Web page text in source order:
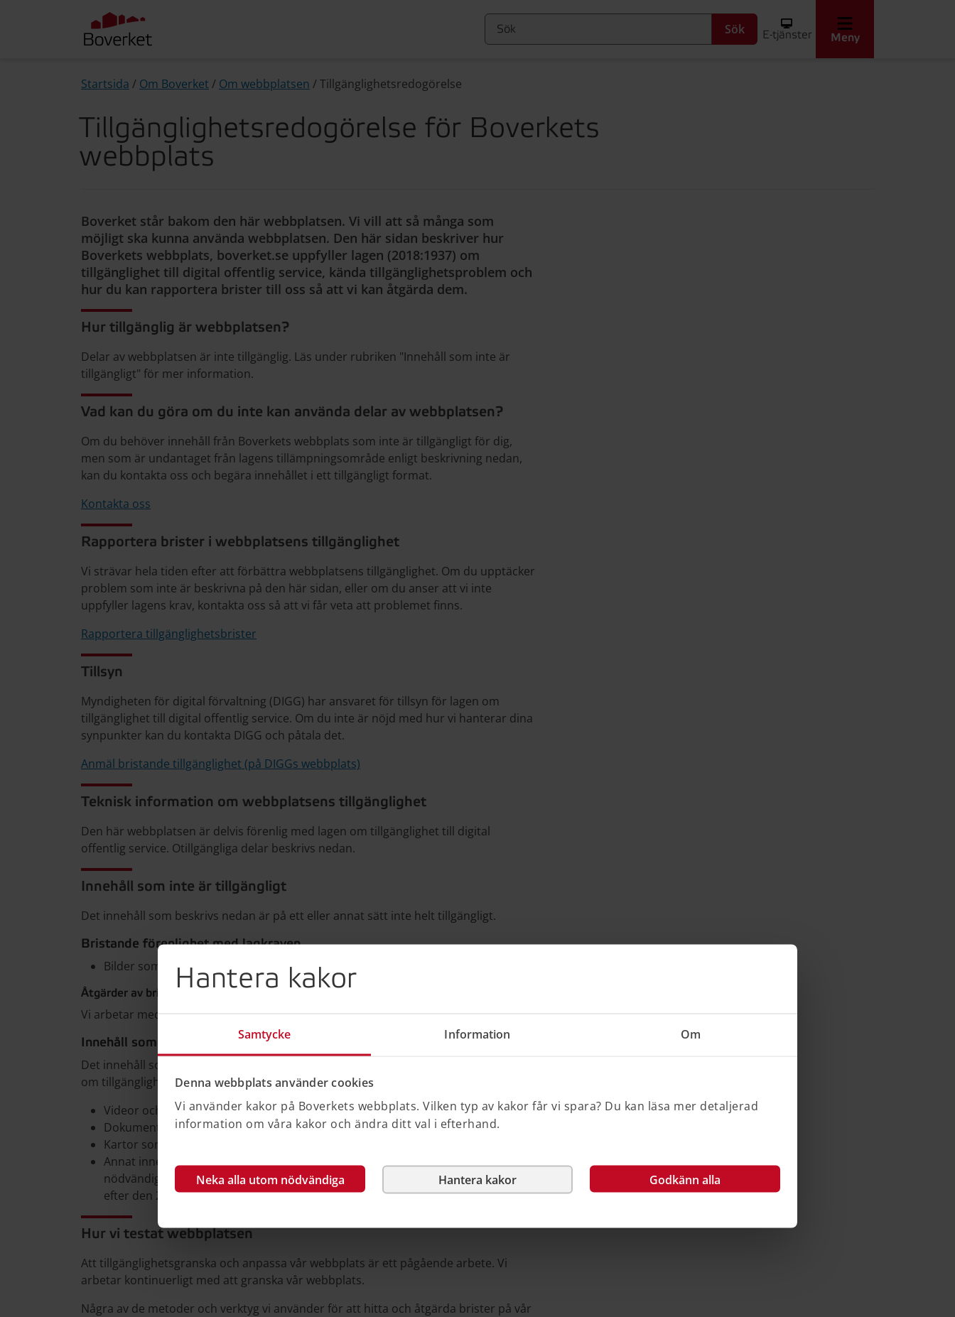
Hantera kakor
Samtycke Information Om
Denna webbplats använder cookies
Vi använder kakor på Boverkets webbplats. Vilken typ av kakor får vi spara? Du kan läsa mer detaljerad
information om våra kakor och ändra ditt val i efterhand.
Neka alla utom nödvändiga Hantera kakor Godkänn alla
Sök E-tjänster Meny
Startsida / Om Boverket / Om webbplatsen /Tillgänglighetsredogörelse
Tillgänglighetsredogörelse för Boverkets
webbplats
Boverket står bakom den här webbplatsen. Vi vill att så många som
möjligt ska kunna använda webbplatsen. Den här sidan beskriver hur
Boverkets webbplats, boverket.se uppfyller lagen (2018:1937) om
tillgänglighet till digital offentlig service, kända tillgänglighetsproblem och
hur du kan rapportera brister till oss så att vi kan åtgärda dem.
Hur tillgänglig är webbplatsen?
Delar av webbplatsen är inte tillgänglig. Läs under rubriken "Innehåll som inte är
tillgängligt" för mer information.
Vad kan du göra om du inte kan använda delar av webbplatsen?
Om du behöver innehåll från Boverkets webbplats som inte är tillgängligt för dig,
men som är undantaget från lagens tillämpningsområde enligt beskrivning nedan,
kan du kontakta oss och begära innehållet i ett tillgängligt format.
Kontakta oss
Rapportera brister i webbplatsens tillgänglighet
Vi strävar hela tiden efter att förbättra webbplatsens tillgänglighet. Om du upptäcker
problem som inte är beskrivna på den här sidan, eller om du anser att vi inte
uppfyller lagens krav, kontakta oss så att vi får veta att problemet finns.
Rapportera tillgänglighetsbrister
Tillsyn
Myndigheten för digital förvaltning (DIGG) har ansvaret för tillsyn för lagen om
tillgänglighet till digital offentlig service. Om du inte är nöjd med hur vi hanterar dina
synpunkter kan du kontakta DIGG och påtala det.
Anmäl bristande tillgänglighet (på DIGGs webbplats)
Teknisk information om webbplatsens tillgänglighet
Den här webbplatsen är delvis förenlig med lagen om tillgänglighet till digital
offentlig service. Otillgängliga delar beskrivs nedan.
Innehåll som inte är tillgängligt
Det innehåll som beskrivs nedan är på ett eller annat sätt inte helt tillgängligt.
Bristande förenlighet med lagkraven
Bilder som är en del av ett utdrag ur en författning saknar alt-text.
Åtgärder av brister
Vi arbetar med att åtgärda tillgänglighetsbrister löpande.
Innehåll som inte omfattas av lagen
Det innehåll som beskrivs här är inte fullt tillgängligt, men undantas enligt 9 § lagen
om tillgänglighet till digital offentlig service.
Videor och ljudinspelningar publicerade före den 23 september 2020.
Dokument publicerade före den 23 september 2018.
Kartor som inte är avsedda för navigering.
Annat innehåll, till exempel äldre sidor och dokumentation som varken är
nödvändigt för att genomföra aktiva administrativa förfaranden eller redigeras
efter den 23 september 2019.
Hur vi testat webbplatsen
Att tillgänglighetsgranska och anpassa vår webbplats är ett pågående arbete. Vi
arbetar kontinuerligt med att granska vår webbplats.
Några av de metoder och verktyg vi använder för att hitta och åtgärda brister på vår